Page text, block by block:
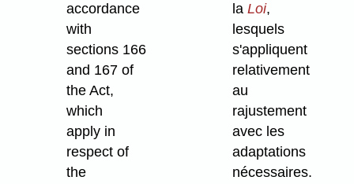
accordance
with
sections 166
and 167 of
the Act,
which
apply in
respect of
the
laLoi,
lesquels
s'appliquent
relativement
au
rajustement
avec les
adaptations
nécessaires.